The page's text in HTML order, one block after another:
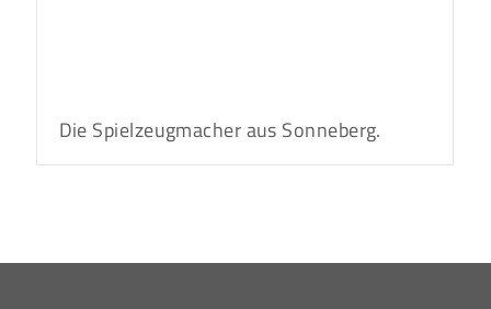
Die Spielzeugmacher aus Sonneberg.